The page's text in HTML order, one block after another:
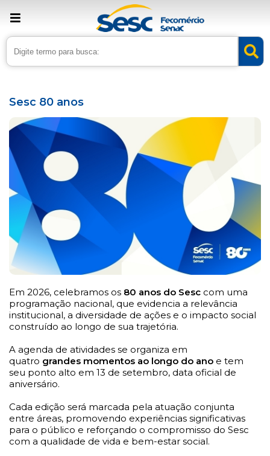
› Home › Agenda
Sesc 80 anos
Em 2026, celebramos os 80 anos do Sesc com uma
programação nacional, que evidencia a relevância
institucional, a diversidade de ações e o impacto social
construído ao longo de sua trajetória.
A agenda de atividades se organiza em
quatro grandes momentos ao longo do ano e tem
seu ponto alto em 13 de setembro, data oficial de
aniversário.
Cada edição será marcada pela atuação conjunta
entre áreas, promovendo experiências significativas
para o público e reforçando o compromisso do Sesc
com a qualidade de vida e bem-estar social.